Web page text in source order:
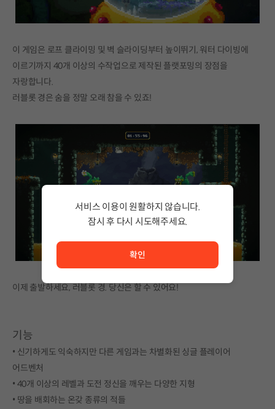
이 게임은 로프 클라이밍 및 벽 슬라이딩부터 높이뛰기, 워터 다이빙에
이르기까지 40개 이상의 수작업으로 제작된 플랫포밍의 장점을
자랑합니다.
러블롯 경은 숨을 정말 오래 참을 수 있죠!
이제 출발하세요, 러블롯 경. 당신은 할 수 있어요!
기능
• 신기하게도 익숙하지만 다른 게임과는 차별화된 싱글 플레이어
어드벤처
• 40개 이상의 레벨과 도전 정신을 깨우는 다양한 지형
• 땅을 배회하는 온갖 종류의 적들
서비스 이용이 원활하지 않습니다.
잠시 후 다시 시도해주세요.
서비스 이용이 원활하지 않습니다. <br/> 잠시 후 다시 시도
확인